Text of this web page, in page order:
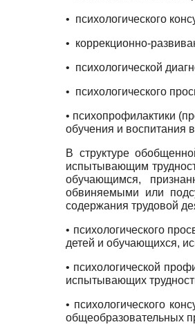
• психологического
• коррекционно-
• психологической
• психологического
• психопрофилактики
обучения и воспитания
В структуре
испытывающим
обучающимся,
обвиняемыми или
содержания трудовой
• психологического
детей и обучающихся,
• психологической
испытывающих
• психологического
общеобразовательных